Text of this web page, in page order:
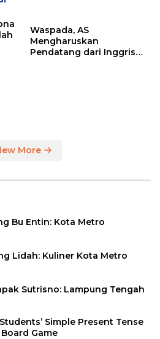
Waspada, AS
Mengharuskan
Pendatang dari Inggris
More
Bu Entin: Kota Metro
Lidah: Kuliner Kota Metro
Sutrisno: Lampung Tengah
Simple Present Tense
Game